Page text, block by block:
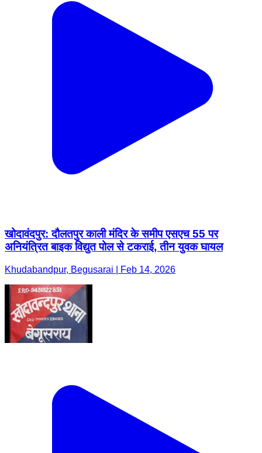
खोदावंदपुर: दौलतपुर काली मंदिर के समीप एसएच 55 पर
अनियंत्रित बाइक विद्युत पोल से टकराई, तीन युवक घायल
Khudabandpur, Begusarai | Feb 14, 2026